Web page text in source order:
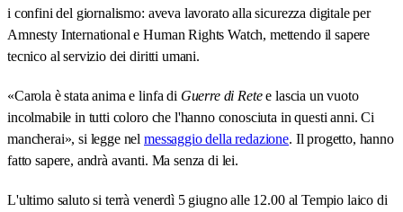
i confini del giornalismo: aveva lavorato alla sicurezza digitale per
Amnesty International e Human Rights Watch, mettendo il sapere
tecnico al servizio dei diritti umani.
«Carola è stata anima e linfa di Guerre di Retee lascia un vuoto
incolmabile in tutti coloro che l'hanno conosciuta in questi anni. Ci
mancherai», si legge nel messaggio della redazione. Il progetto, hanno
fatto sapere, andrà avanti. Ma senza di lei.
L'ultimo saluto si terrà venerdì 5 giugno alle 12.00 al Tempio laico di